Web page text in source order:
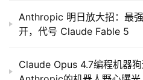
Anthropic 明日放大招：最
开，代号 Claude Fable 5
Claude Opus 4.7编程机器狗